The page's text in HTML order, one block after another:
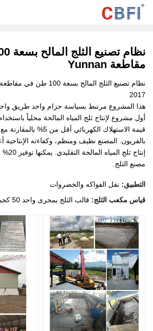
مقاطعة Yunnan
2017
هذا المشروع مرتبط بسياسة حزام واحد طريق
أول مشروع لإنتاج ثلج المياه المالحة محلياً
قيمة الاستهلاك الكهربائي
بالفريون. المصنع نظيف ومنظم، وكفاءته
إنتاج
مصنع الثلج.
التطبيق: نقل الفواكه والخضروات
قياس مكعب الثلج: قالب الثلج بمجرى واحد 50 كجم